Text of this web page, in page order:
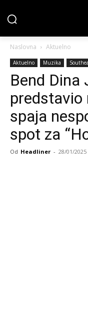
Naslovna Aktuelno
Aktuelno Muzika
Bend Dina
predstavio
spaja
spot za
Od Headliner - 28/01/2025